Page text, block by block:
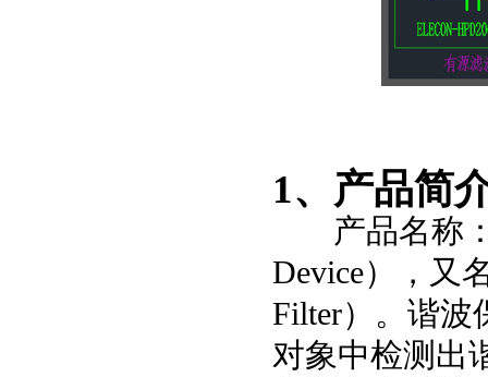
1、产品简
产品名称：
Device），又
Filter）。谐波
对象中检测出